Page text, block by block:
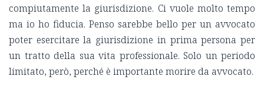
compiutamente la giurisdizione. Ci vuole molto tempo
ma io ho fiducia. Penso sarebbe bello per un avvocato
poter esercitare la giurisdizione in prima persona per
un tratto della sua vita professionale. Solo un periodo
limitato, però, perché è importante morire da avvocato.